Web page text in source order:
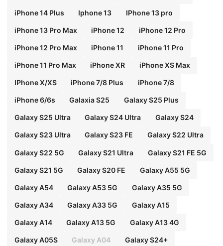
iPhone 14 Plus Iphone 13 IPhone 13 pro
iPhone 13 Pro Max iPhone 12 iPhone 12 Pro
iPhone 12 Pro Max iPhone 11 iPhone 11 Pro
iPhone 11 Pro Max iPhone XR iPhone XS Max
IPhone X/XS iPhone 7/8 Plus iPhone 7/8
iPhone 6/6s Galaxia S25 Galaxy S25 Plus
Galaxy S25 Ultra Galaxy S24 Ultra Galaxy S24
Galaxy S23 Ultra Galaxy S23 FE Galaxy S22 Ultra
Galaxy S22 5G Galaxy S21 Ultra Galaxy S21 FE 5G
Galaxy S21 5G Galaxy S20 FE Galaxy A55 5G
Galaxy A54 Galaxy A53 5G Galaxy A35 5G
Galaxy A34 Galaxy A33 5G Galaxy A15
Galaxy A14 Galaxy A13 5G Galaxy A13 4G
Galaxy A05S Galaxy A04 Galaxy S24+